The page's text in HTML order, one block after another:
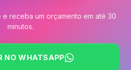
receba um orçamento em até 30
minutos.
NO WHATSAPP